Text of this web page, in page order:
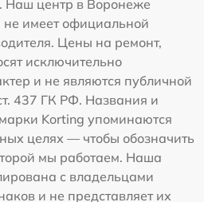
Наш центр в Воронеже
не имеет официальной
Цены на ремонт,
исключительно
и не являются публичной
437 ГК РФ. Названия и
Korting упоминаются
целях — чтобы обозначить
мы работаем. Наша
с владельцами
и не представляет их